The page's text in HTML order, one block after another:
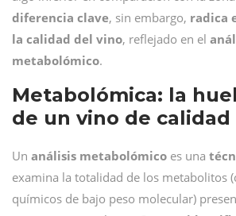
diferencia clave, sin embargo, radica
la calidad del vino, reflejado en el
metabolómico.
Metabolómica: la
de un vino de calidad
Un análisis metabolómico es una
examina la totalidad de los metabolitos
químicos de bajo peso molecular)